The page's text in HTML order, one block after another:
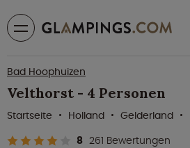
Bad Hoophuizen
Velthorst - 4 Personen
8 261 Bewertungen
Startseite Holland Gelderland